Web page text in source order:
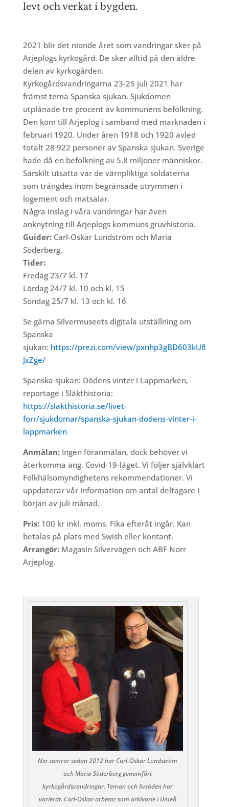
levt och verkat i bygden.
2021 blir det nionde året som vandringar sker på
Arjeplogs kyrkogård. De sker alltid på den äldre
delen av kyrkogården.
Kyrkogårdsvandringarna 23-25 juli 2021 har
främst tema Spanska sjukan. Sjukdomen
utplånade tre procent av kommunens befolkning.
Den kom till Arjeplog i samband med marknaden i
februari 1920. Under åren 1918 och 1920 avled
totalt 28 922 personer av Spanska sjukan. Sverige
hade då en befolkning av 5,8 miljoner människor.
Särskilt utsatta var de värnpliktiga soldaterna
som trängdes inom begränsade utrymmen i
logement och matsalar.
Några inslag i våra vandringar har även
anknytning till Arjeplogs kommuns gruvhistoria.
Guider:Carl-Oskar Lundström och Maria
Söderberg.
Tider:
Fredag 23/7 kl. 17
Lördag 24/7 kl. 10 och kl. 15
Söndag 25/7 kl. 13 och kl. 16
Se gärna Silvermuseets digitala utställning om
Spanska
sjukan: https://prezi.com/view/pxnhp3gBD603kU8
JxZge/
Spanska sjukan: Dödens vinter i Lappmarken,
reportage i Släkthistoria:
https://slakthistoria.se/livet-
forr/sjukdomar/spanska-sjukan-dodens-vinter-i-
lappmarken
Anmälan:Ingen föranmälan, dock behöver vi
återkomma ang. Covid-19-läget. Vi följer självklart
Folkhälsomyndighetens rekommendationer. Vi
uppdaterar vår information om antal deltagare i
början av juli månad.
Pris:100 kr inkl. moms. Fika efteråt ingår. Kan
betalas på plats med Swish eller kontant.
Arrangör:Magasin Silvervägen och ABF Norr
Arjeplog.
Nio somrar sedan 2012 har Carl-Oskar Lundström
och Maria Söderberg genomfört
kyrkogårdsvandringar. Teman och livsöden har
varierat. Carl-Oskar arbetar som arkivarie i Umeå